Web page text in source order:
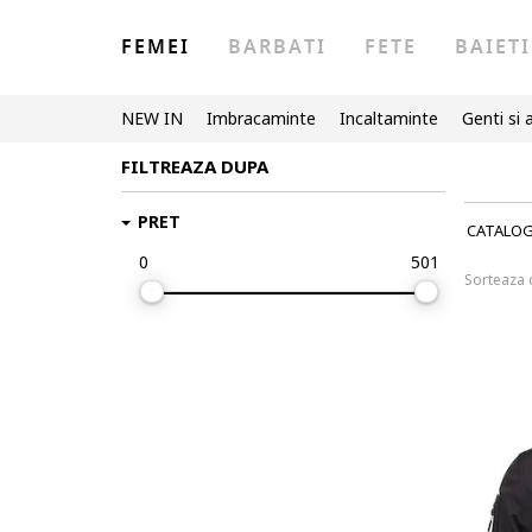
FEMEI BARBATI FETE BAIETI
NEW IN Imbracaminte Incaltaminte Genti si
Sorteaza
FILTREAZA DUPA
PRET
0
501